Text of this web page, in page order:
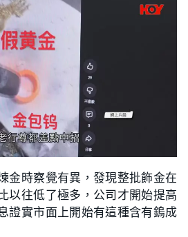
金時察覺有異，發現整批飾金在
以往低了極多，公司才開始提高
證實市面上開始有這種含有鎢成